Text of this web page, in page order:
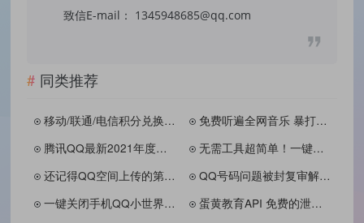
致信E-mail： 1345948685@qq.com
同类推荐
移动/联通/电信积分兑换话费短信代码
免费听遍全网音乐 暴打某Q某易云
腾讯QQ最新2021年度社交形象出炉！
无需工具超简单！一键删除QQ单项好友
还记得QQ空间上传的第一张照片吗？
QQ号码问题被封复审解封申请入口
一键关闭手机QQ小世界功能 不显示栏目
蛋黄教育API 免费的泄露信息查询网站